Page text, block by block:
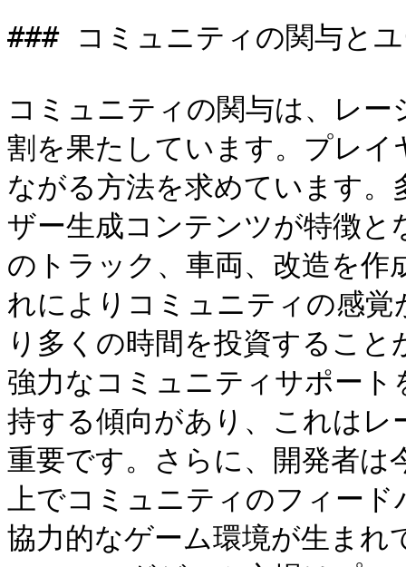
### コミュニティの関与と
コミュニティの関与は、レ
割を果たしています。プレ
ながる方法を求めています
ザー生成コンテンツが特徴
のトラック、車両、改造を
れによりコミュニティの感
り多くの時間を投資するこ
強力なコミュニティサポー
持する傾向があり、これは
重要です。さらに、開発者は
上でコミュニティのフィー
協力的なゲーム環境が生ま